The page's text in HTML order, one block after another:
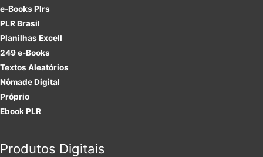
e-Books Plrs
PLR Brasil
Planilhas Excell
249 e-Books
Textos Aleatórios
Nômade Digital
Próprio
Ebook PLR
Produtos Digitais